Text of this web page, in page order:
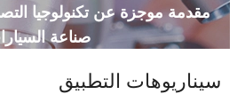
مقدمة موجزة عن تكنولوجيا
صناعة
سيناريوهات التطبيق